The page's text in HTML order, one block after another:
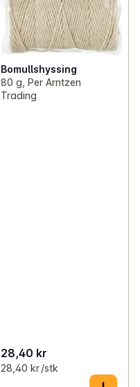
Bomullshyssing
80 g, Per Arntzen
Trading
28,40 kr
28,40 kr /stk